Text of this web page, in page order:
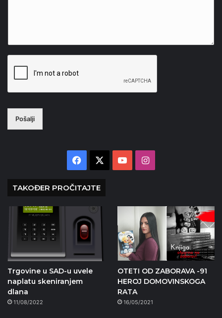
Pošalji
Facebook YouTubeInstagram
TAKOĐER PROČITAJTE
Trgovine u SAD-u uvele
naplatu skeniranjem
dlana
11/08/2022
OTETI OD ZABORAVA -91
HEROJ DOMOVINSKOGA
RATA
16/05/2021